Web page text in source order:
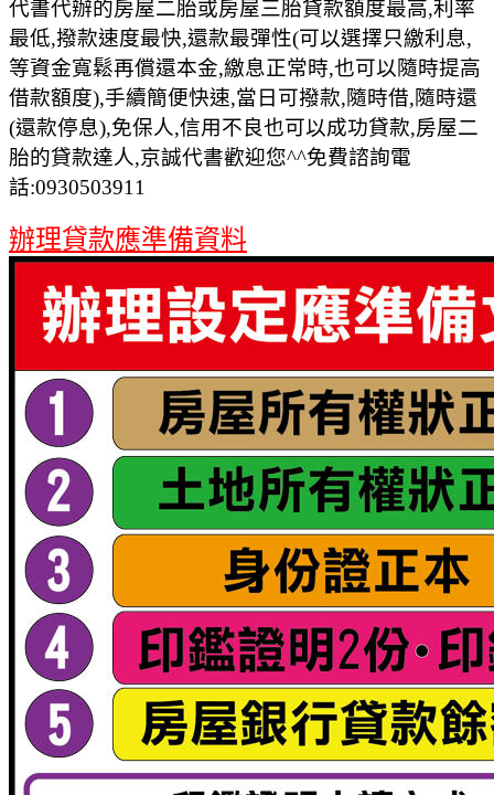
代書代辦的房屋二胎或房屋三胎貸款額度最高,利率
最低,撥款速度最快,還款最彈性(可以選擇只繳利息,
等資金寬鬆再償還本金,繳息正常時,也可以隨時提高
借款額度),手續簡便快速,當日可撥款,隨時借,隨時還
(還款停息),免保人,信用不良也可以成功貸款,房屋二
胎的貸款達人,京誠代書歡迎您^^免費諮詢電
話:0930503911
辦理貸款應準備資料